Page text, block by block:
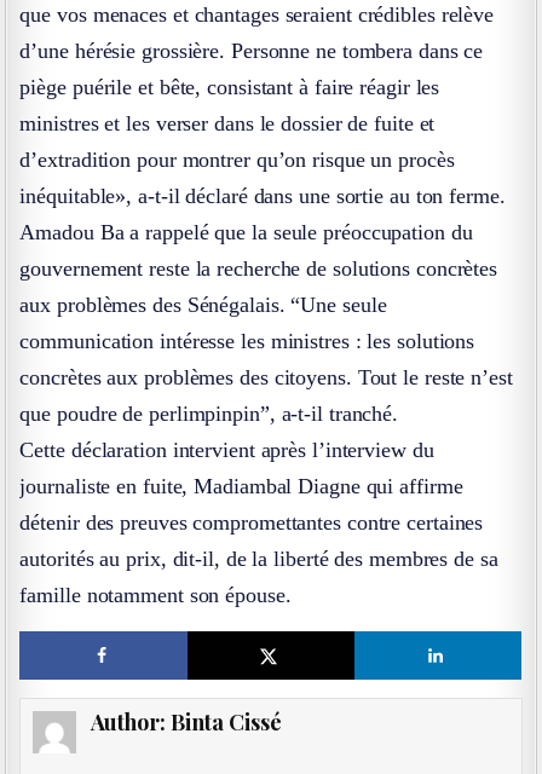
que vos menaces et chantages seraient crédibles relève
d’une hérésie grossière. Personne ne tombera dans ce
piège puérile et bête, consistant à faire réagir les
ministres et les verser dans le dossier de fuite et
d’extradition pour montrer qu’on risque un procès
inéquitable», a-t-il déclaré dans une sortie au ton ferme.
Amadou Ba a rappelé que la seule préoccupation du
gouvernement reste la recherche de solutions concrètes
aux problèmes des Sénégalais. “Une seule
communication intéresse les ministres : les solutions
concrètes aux problèmes des citoyens. Tout le reste n’est
que poudre de perlimpinpin”, a-t-il tranché.
Cette déclaration intervient après l’interview du
journaliste en fuite, Madiambal Diagne qui affirme
détenir des preuves compromettantes contre certaines
autorités au prix, dit-il, de la liberté des membres de sa
famille notamment son épouse.
Author: Binta Cissé